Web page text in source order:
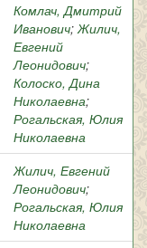
Комлач, Дмитрий
Иванович;Жилич,
Евгений
Леонидович;
Колоско, Дина
Николаевна;
Рогальская, Юлия
Николаевна
Жилич, Евгений
Леонидович;
Рогальская, Юлия
Николаевна